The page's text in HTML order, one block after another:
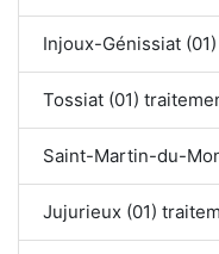
Injoux-Génissiat
Tossiat (01)
Saint-Martin-du-
Jujurieux (01)